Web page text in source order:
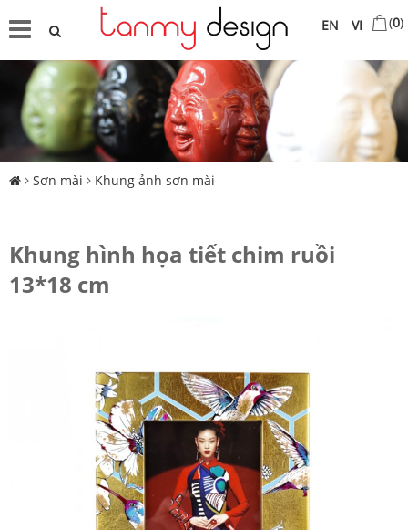
VI
EN (0)
Sơn mài Khung ảnh sơn mài
Khung hình họa tiết chim ruồi
13*18 cm